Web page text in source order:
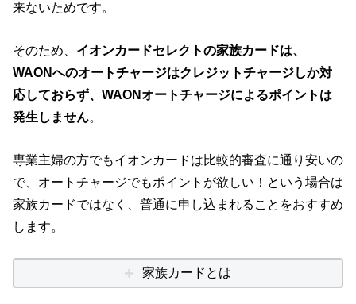
来ないためです。
そのため、 イオンカードセレクトの家族カードは、
WAONへのオートチャージはクレジットチャージしか対
応しておらず、WAONオートチャージによるポイントは
発生しません。
専業主婦の方でもイオンカードは比較的審査に通り安いの
で、オートチャージでもポイントが欲しい！という場合は
家族カードではなく、普通に申し込まれることをおすすめ
します。
家族カードとは